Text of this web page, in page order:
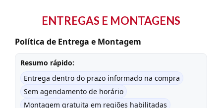
Nossas Lojas
Trabalhe Conosco
Fale Conosco
Dúvidas Frequentes
Política de Entrega
ENTREGAS E MONTAGENS
Política de Entrega e Montagem
Resumo rápido:
Entrega dentro do prazo informado na compra
Sem agendamento de horário
Montagem gratuita em regiões habilitadas